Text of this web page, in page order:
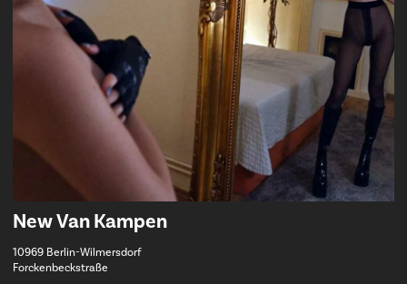
New Van Kampen
10969 Berlin-Wilmersdorf
Forckenbeckstraße